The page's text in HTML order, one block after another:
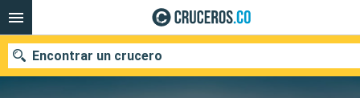
Encontrar un crucero